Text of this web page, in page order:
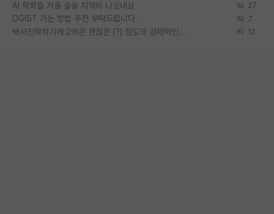
AI 학회들 거품 슬슬 지적이 나오네요 27
DGIST 가는 방법 추천 부탁드립니다. 7
박사진학하기에 2억은 괜찮은 (?) 정도의 경제력인가요 12